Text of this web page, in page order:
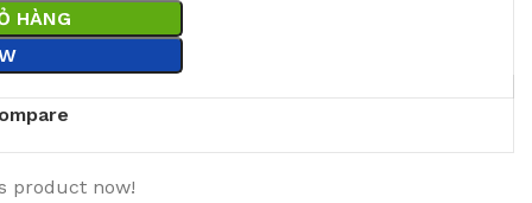
HÀNG
product now!